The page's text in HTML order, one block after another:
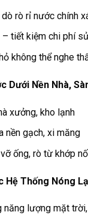
rò rỉ nước chính
– tiết kiệm chi phí
không thể nghe
Dưới Nền Nhà,
xưởng, kho lạnh
nền gạch, xi măng
ống, rò từ khớp
Hệ Thống Nóng
năng lượng mặt